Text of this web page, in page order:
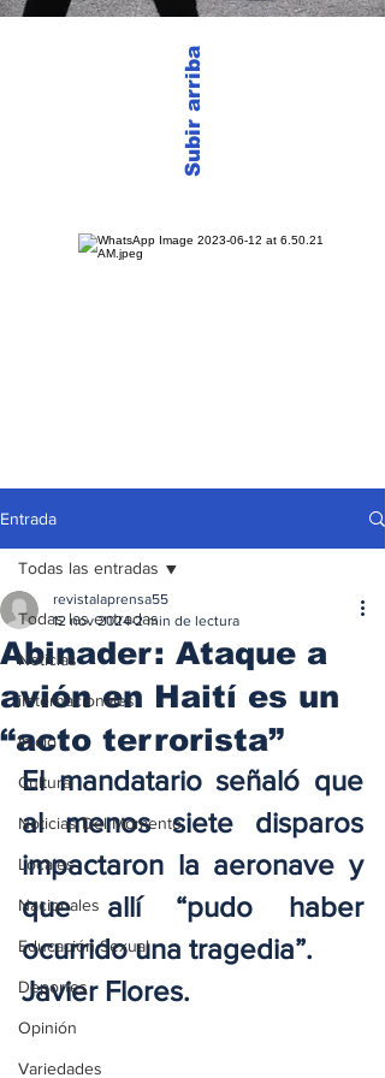
Subir arriba
Entrada
Todas las entradas
Noticias
iInternacionales
Inicio
Cultura
Noticias Del Momento
Locales
Nacionales
Educación Sexual
Deportes
Opinión
Variedades
Todas las entradas
Abinader: Ataque a
avión en Haití es un
“acto terrorista”
revistalaprensa55
12 nov 2024 2 min de lectura
El mandatario señaló que
al menos siete disparos
impactaron la aeronave y
que allí “pudo haber
ocurrido una tragedia”.
Javier Flores.